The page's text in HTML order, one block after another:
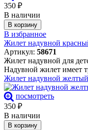
350 ₽
В наличии
В корзину
В избранное
Жилет надувной
Артикул: 58671
Жилет надувной для
Надувной жилет имеет
Жилет надувной
посмотреть
350 ₽
В наличии
В корзину